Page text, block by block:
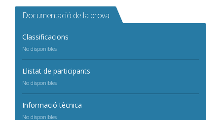
Documentació de la prova
Classificacions
No disponibles
Llistat de participants
No disponibles
Informació tècnica
No disponibles